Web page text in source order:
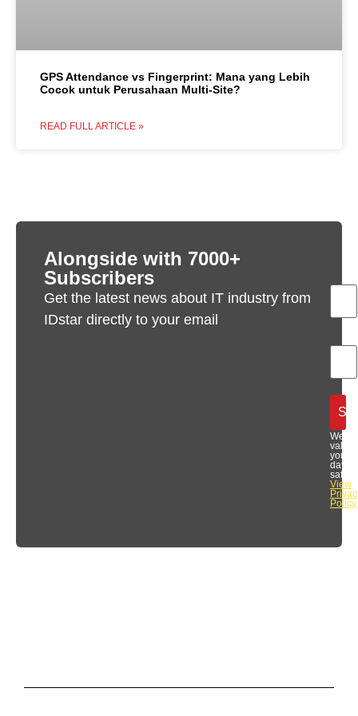
GPS Attendance vs Fingerprint: Mana yang Lebih
Cocok untuk Perusahaan Multi-Site?
READ FULL ARTICLE »
Alongside with 7000+
Subscribers
Get the latest news about IT industry from
IDstar directly to your email
We
value
your
data
safety.
View
Policy